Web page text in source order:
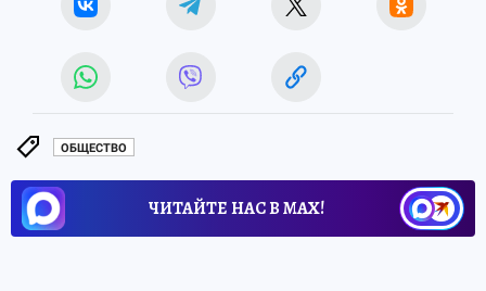
ОБЩЕСТВО
ЧИТАЙТЕ НАС В МАХ!